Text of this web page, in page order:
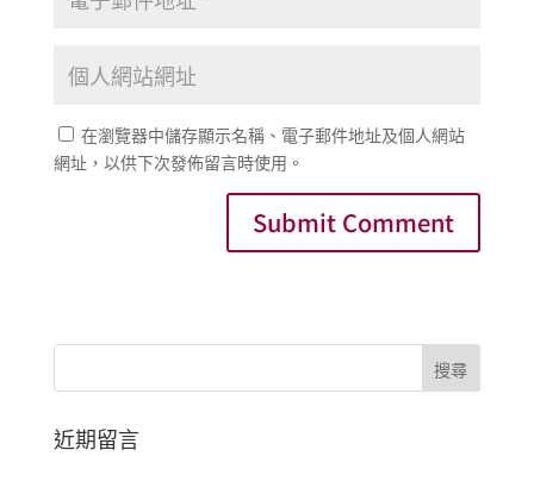
在瀏覽器中儲存顯示名稱、電子郵件地址及個人網站
網址，以供下次發佈留言時使用。
近期留言